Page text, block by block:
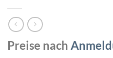
Preise nach